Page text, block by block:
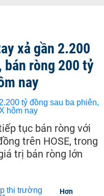
xả gần 2.200
bán ròng 200 tỷ
nay
tục bán ròng với
trên HOSE, trong
trị bán ròng lớn
Hơn